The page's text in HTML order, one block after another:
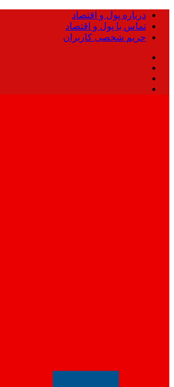
درباره پول و اقتصاد
تماس با پول و اقتصاد
حریم شخصی کاربران